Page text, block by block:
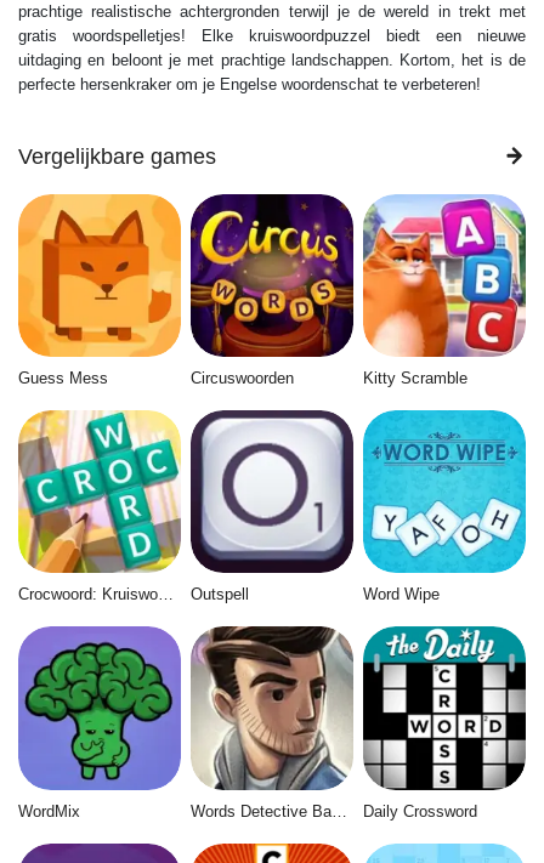
prachtige realistische achtergronden terwijl je de wereld in trekt met
gratis woordspelletjes! Elke kruiswoordpuzzel biedt een nieuwe
uitdaging en beloont je met prachtige landschappen. Kortom, het is de
perfecte hersenkraker om je Engelse woordenschat te verbeteren!
Vergelijkbare games
Guess Mess Circuswoorden Kitty Scramble
Crocwoord: Kruiswoordpuzzel Outspell Word Wipe
WordMix Words Detective Bank Heist Daily Crossword